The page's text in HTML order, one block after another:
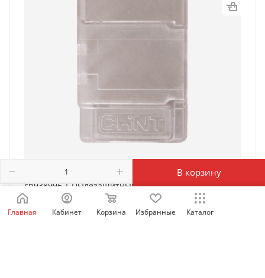
В корзину
ch938996 | Пылезащитный кожух AXC-1 для NXC-06-
22/NXC-120-630, Chint
Есть в наличии: 2499
Главная Кабинет Корзина Избранные Каталог